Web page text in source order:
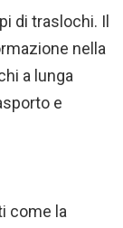
di traslochi. Il
nella
a lunga
e
come la